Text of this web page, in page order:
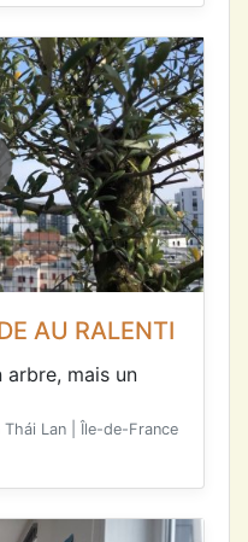
AU RALENTI
arbre, mais un
Thái Lan | Île-de-France